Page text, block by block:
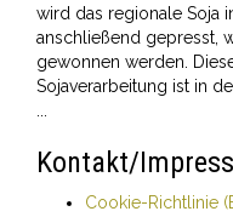
wird das regionale Soja
anschließend gepresst,
gewonnen werden.
Sojaverarbeitung ist in
Kontakt/
Cookie-Richtlinie